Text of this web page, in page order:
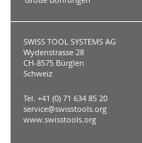
SWISS TOOL SYSTEMS AG
Wydenstrasse 28
CH-8575 Bürglen
Schweiz
Tel. +41 (0) 71 634 85 20
service@swisstools.org
www.swisstools.org